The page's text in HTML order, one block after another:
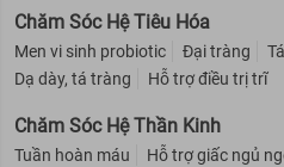
Chăm Sóc Hệ Tiêu Hóa
Men vi sinh probiotic Đại tràng
Dạ dày, tá tràng
Hỗ trợ điều trị trĩ
Chăm Sóc Hệ Thần Kinh
Tuần hoàn máu Hỗ trợ giấc ngủ